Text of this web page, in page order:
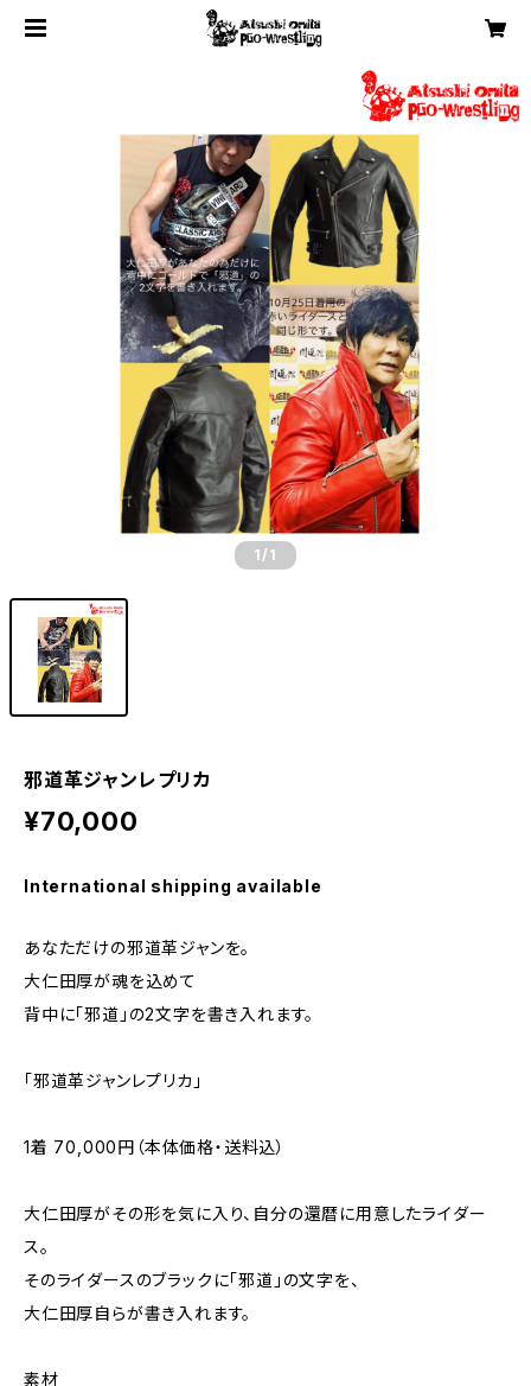
1 /1
邪道革ジャンレプリカ
¥70,000
International shipping available
あなただけの邪道革ジャンを。
大仁田厚が魂を込めて
背中に「邪道」の2文字を書き入れます。
「邪道革ジャンレプリカ」
1着 70,000円（本体価格・送料込）
大仁田厚がその形を気に入り、自分の還暦に用意したライダー
ス。
そのライダースのブラックに「邪道」の文字を、
大仁田厚自らが書き入れます。
素材